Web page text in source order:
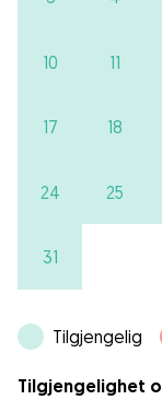
10 11
17 18
24 25
31
Tilgjengelig
Tilgjengelighet